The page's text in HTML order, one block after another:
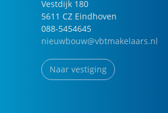
Vestdijk 180
5611 CZ Eindhoven
088-5454645
nieuwbouw@vbtmakelaars.nl
Naar vestiging